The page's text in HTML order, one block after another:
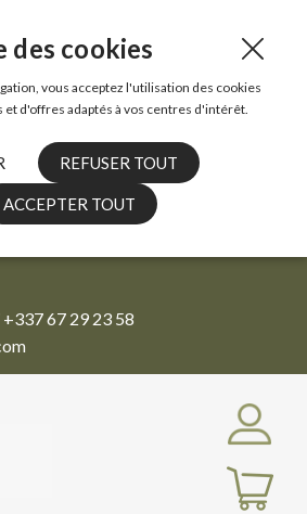
67 29 23 58
des cookies
vous acceptez l'utilisation des cookies
d'offres adaptés à vos centres d'intérêt.
REFUSER TOUT
ACCEPTER TOUT